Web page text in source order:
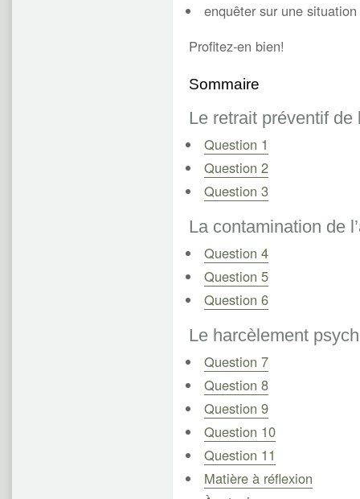
enquêter sur une
Profitez-en bien!
Sommaire
Le retrait préventif
Question 1
Question 2
Question 3
La contamination de
Question 4
Question 5
Question 6
Le harcèlement
Question 7
Question 8
Question 9
Question 10
Question 11
Matière à réflexion